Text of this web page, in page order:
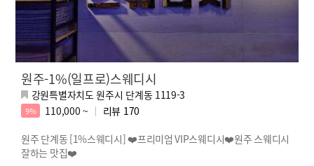
원주-1%(일프로)스웨디시
강원특별자치도 원주시 단계동 1119-3
9% 110,000 ~ 리뷰 170
원주 단계동 [1%스웨디시] ❤️프리미엄 VIP스웨디시❤️원주 스웨디시
잘하는 맛집❤️